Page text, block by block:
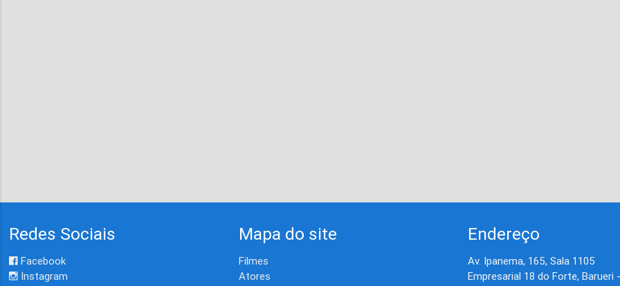
Redes Sociais
Facebook
Instagram
Mapa do site
Filmes
Atores
Endereço
Av. Ipanema, 165, Sala 1105
Empresarial 18 do Forte, Barueri